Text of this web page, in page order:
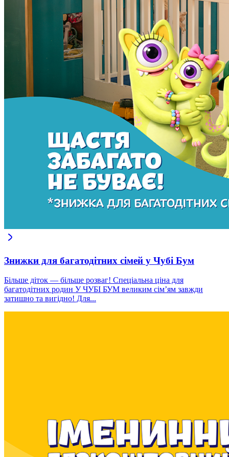
Знижки для багатодітних сімей у Чубі Бум
Більше діток — більше розваг! Спеціальна ціна для
багатодітних родин У ЧУБІ БУМ великим сім’ям завжди
затишно та вигідно! Для...